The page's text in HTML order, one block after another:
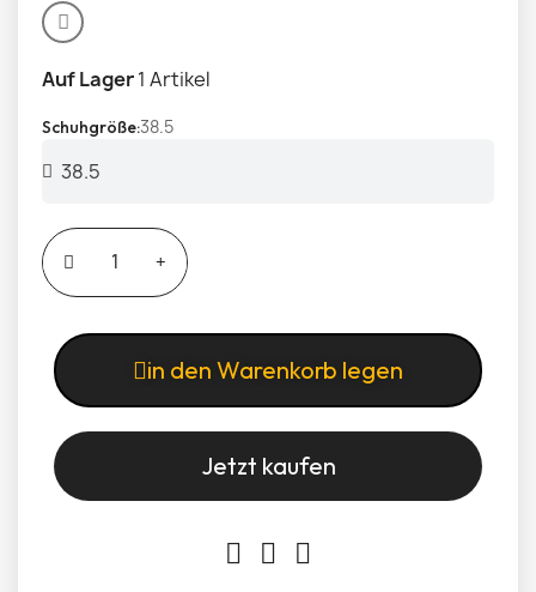
Auf Lager1 Artikel
Schuhgröße 38.5
in den Warenkorb legen
Jetzt kaufen